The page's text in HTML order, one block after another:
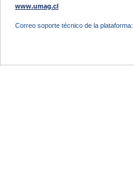
www.umag.cl
Correo soporte técnico de la plataforma: